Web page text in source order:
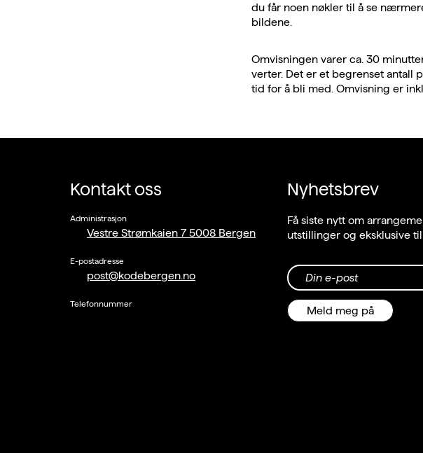
du får noen nøkler til å se
bildene.
Omvisningen varer ca. 30
verter. Det er et begrenset antall
tid for å bli med. Omvisning er
Kontakt oss
Administrasjon
Vestre Strømkaien 7 5008 Bergen
E-postadresse
post@kodebergen.no
Telefonnummer
Nyhetsbrev
Få siste nytt om
utstillinger og eksklusive
Din e-post
Meld meg på